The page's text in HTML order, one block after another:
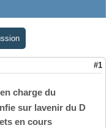
#1
charge du
sur lavenir du D
en cours